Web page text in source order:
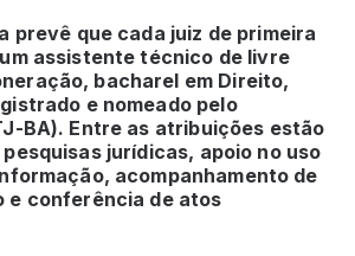
prevê que cada juiz de primeira
assistente técnico de livre
bacharel em Direito,
e nomeado pelo
BA). Entre as atribuições estão
jurídicas, apoio no uso
acompanhamento de
e conferência de atos